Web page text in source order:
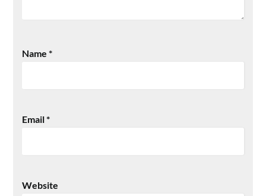
Name*
Email*
Website